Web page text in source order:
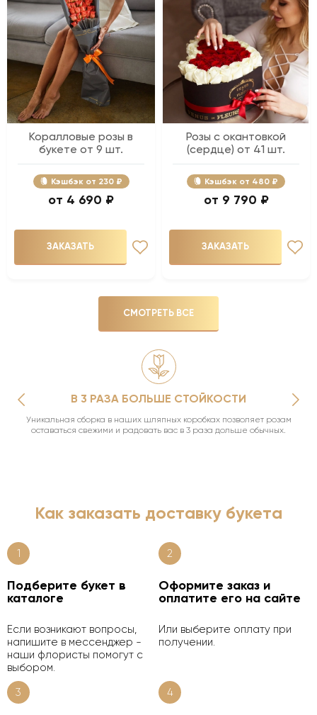
Коралловые розы в
букете от 9 шт.
Кэшбэк 230 ₽
4 690 ₽
ЗАКАЗАТЬ
Розы с окантовкой
(сердце) от 41 шт.
Кэшбэк 480 ₽
9 790 ₽
ЗАКАЗАТЬ
СМОТРЕТЬ ВСЕ
В 3 РАЗА БОЛЬШЕ СТОЙКОСТИ
Уникальная сборка в наших шляпных коробках позволяет розам
оставаться свежими и радовать вас в 3 раза дольше обычных.
Как заказать доставку букета
1
Подберите букет в
каталоге
Если возникают вопросы,
напишите в мессенджер -
наши флористы помогут с
выбором.
2
Оформите заказ и
оплатите его на сайте
Или выберите оплату при
получении.
3 4